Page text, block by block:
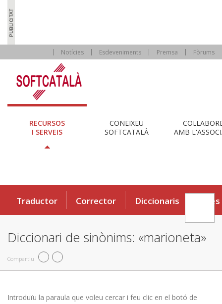
Notícies Esdeveniments Premsa Fòrums
RECURSOS
I SERVEIS
CONEIXEU
SOFTCATALÀ
AMB
Traductor Corrector Diccionaris Eines
Diccionari de sinònims: «marioneta»
Compartiu
Introduïu la paraula que voleu cercar i feu clic en el botó de